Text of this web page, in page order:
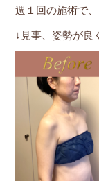
週１回の施術で
↓見事、姿勢が